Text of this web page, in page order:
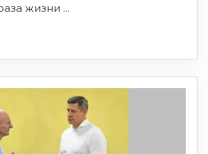
жизни ...